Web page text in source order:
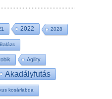
2022 2028
Agility
Akadályfutás
kosárlabda